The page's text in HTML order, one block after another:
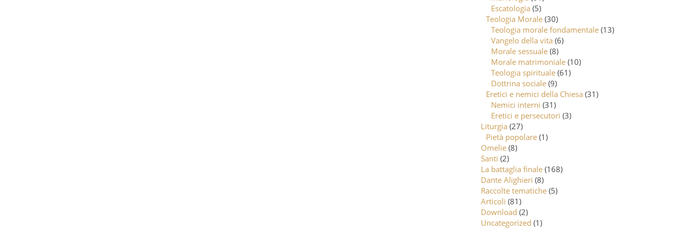
Escatologia (5)
Teologia Morale (30)
Teologia morale fondamentale (13)
Vangelo della vita (6)
Morale sessuale (8)
Morale matrimoniale (10)
Teologia spirituale (61)
Dottrina sociale (9)
Eretici e nemici della Chiesa (31)
Nemici interni (31)
Eretici e persecutori (3)
Liturgia (27)
Pietà popolare (1)
Omelie (8)
Santi (2)
La battaglia finale (168)
Dante Alighieri (8)
Raccolte tematiche (5)
Articoli (81)
Download (2)
Uncategorized (1)